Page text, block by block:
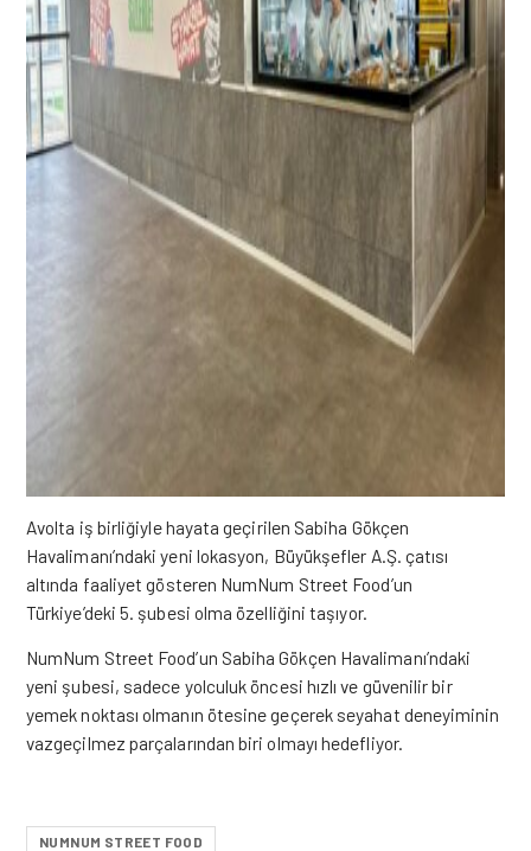
Avolta iş birliğiyle hayata geçirilen Sabiha Gökçen
Havalimanı’ndaki yeni lokasyon, Büyükşefler A.Ş. çatısı
altında faaliyet gösteren NumNum Street Food’un
Türkiye’deki 5. şubesi olma özelliğini taşıyor.
NumNum Street Food’un Sabiha Gökçen Havalimanı’ndaki
yeni şubesi, sadece yolculuk öncesi hızlı ve güvenilirbir
yemek noktası olmanın ötesine geçerek seyahat deneyiminin
vazgeçilmez parçalarından biri olmayı hedefliyor.
NUMNUM STREET FOOD